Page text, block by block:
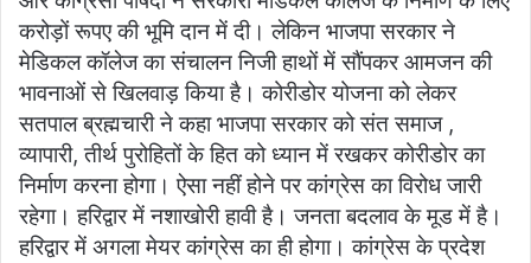
करोड़ों रूपए की भूमि दान में दी। लेकिन भाजपा सरकार ने
मेडिकल कॉलेज का संचालन निजी हाथों में सौंपकर आमजन की
भावनाओं से खिलवाड़ किया है। कोरीडोर योजना को लेकर
सतपाल ब्रह्मचारी ने कहा भाजपा सरकार को संत समाज ,
व्यापारी, तीर्थ पुरोहितों के हित को ध्यान में रखकर कोरीडोर का
निर्माण करना होगा। ऐसा नहीं होने पर कांग्रेस का विरोध जारी
रहेगा। हरिद्वार में नशाखोरी हावी है। जनता बदलाव के मूड में है।
हरिद्वार में अगला मेयर कांग्रेस का ही होगा। कांग्रेस के प्रदेश